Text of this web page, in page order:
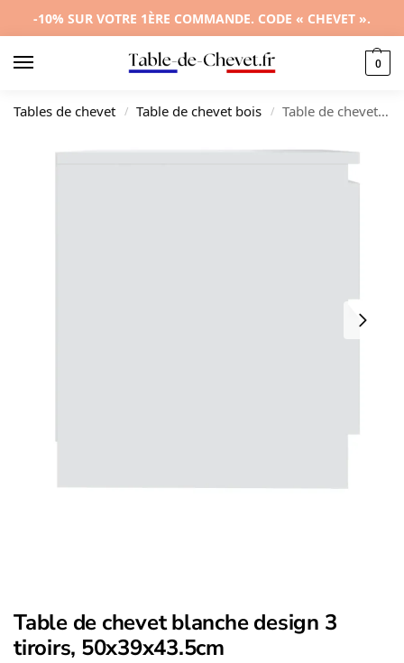
-10% SUR VOTRE 1ÈRE COMMANDE. CODE « CHEVET ».
0
Tables de chevet / Table de chevet bois / Table de chevet blanche design 3 tiroirs, 50x39x43.5cm
Table de chevet blanche design 3
tiroirs, 50x39x43.5cm